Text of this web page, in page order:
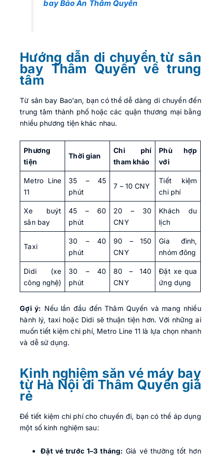
bay Bảo An Thâm Quyến
Hướng dẫn di chuyển từ sân
bay Thâm Quyến về trung
tâm
Từ sân bay Bao’an, bạn có thể dễ dàng di chuyển đến
trung tâm thành phố hoặc các quận thương mại bằng
nhiều phương tiện khác nhau.
Phương
tiện
Thời gian
Chi phí
tham khảo
Phù hợp
với
Metro Line
11
35 – 45
phút
7 – 10 CNY
Tiết kiệm
chi phí
Xe buýt
sân bay
45 – 60
phút
20 – 30
CNY
Khách du
lịch
Taxi
30 – 40
phút
90 – 150
CNY
Gia đình,
nhóm đông
Didi (xe
công nghệ)
30 – 40
phút
80 – 140
CNY
Đặt xe qua
ứng dụng
Gợi ý: Nếu lần đầu đến Thâm Quyến và mang nhiều
hành lý, taxi hoặc Didi sẽ thuận tiện hơn. Với những ai
muốn tiết kiệm chi phí, Metro Line 11 là lựa chọn nhanh
và dễ sử dụng.
Kinh nghiệm săn vé máy bay
từ Hà Nội đi Thâm Quyến giá
rẻ
Để tiết kiệm chi phí cho chuyến đi, bạn có thể áp dụng
một số kinh nghiệm sau:
Đặt vé trước 1–3 tháng: Giá vé thường tốt hơn